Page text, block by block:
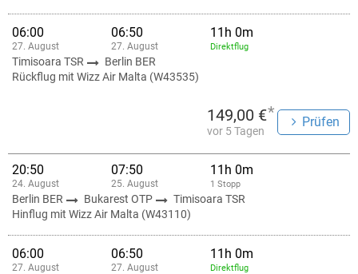
06:00
27. August
06:50
27. August
11h 0m
Direktflug
Timisoara TSR
Berlin BER
Rückflug mit Wizz Air Malta (W43535)
149,00 €*
vor 5 Tagen
Prüfen
20:50
24. August
07:50
25. August
11h 0m
1 Stopp
Berlin BER Bukarest OTP
Timisoara TSR
Hinflug mit Wizz Air Malta (W43110)
06:00
27. August
06:50
27. August
11h 0m
Direktflug